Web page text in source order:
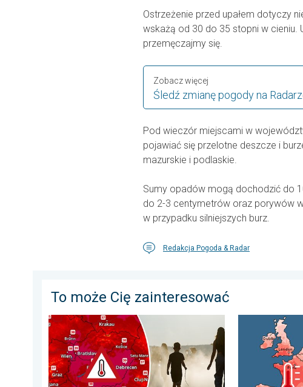
Ostrzeżenie przed upałem dotyczy
wskażą od 30 do 35 stopni w cieniu.
przemęczajmy się.
Śledź zmianę pogody na
Zobacz więcej
Pod wieczór miejscami w
pojawiać się przelotne deszcze i
mazurskie i podlaskie.
Sumy opadów mogą dochodzić do
do 2-3 centymetrów oraz porywów
w przypadku silniejszych burz.
Redakcja Pogoda & Radar
To może Cię zainteresować
Ekstremalny upał w Europie Wschodniej. Ponad 40 stopni.
Lipiec pełen